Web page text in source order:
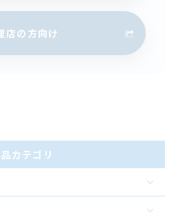
店の方向け
カテゴリ